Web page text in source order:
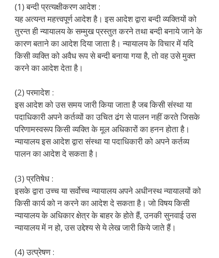
(1) बन्दी प्रत्यक्षीकरण आदेश :
यह अत्यन्त महत्त्वपूर्ण आदेश है। इस आदेश द्वारा बन्दी व्यक्तियों को
तुरन्त ही न्यायालय के सम्मुख प्रस्तुत करने तथा बन्दी बनाये जाने के
कारण बताने का आदेश दिया जाता है। न्यायालय के विचार में यदि
किसी व्यक्ति को अवैध रूप से बन्दी बनाया गया है, तो वह उसे मुक्त
करने का आदेश देता है।
(2) परमादेश :
इस आदेश को उस समय जारी किया जाता है जब किसी संस्था या
पदाधिकारी अपने कर्तव्यों का उचित ढंग से पालन नहीं करते जिसके
परिणामस्वरूप किसी व्यक्ति के मूल अधिकारों का हनन होता है।
न्यायालय इस आदेश द्वारा संस्था या पदाधिकारी को अपने कर्तव्य
पालन का आदेश दे सकता है।
(3) प्रतिषेध :
इसके द्वारा उच्च या सर्वोच्च न्यायालय अपने अधीनस्थ न्यायालयों को
किसी कार्य को न करने का आदेश दे सकता है। जो विषय किसी
न्यायालय के अधिकार क्षेत्र के बाहर के होते हैं, उनकी सुनवाई उस
न्यायालय में न हो, उस उद्देश्य से ये लेख जारी किये जाते हैं।
(4) उत्प्रेषण :